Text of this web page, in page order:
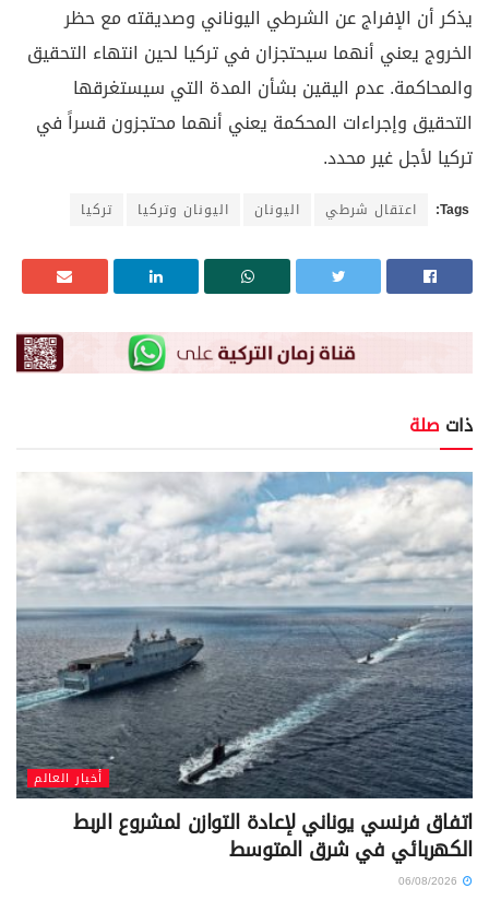
يذكر أن الإفراج عن الشرطي اليوناني وصديقته مع حظر
الخروج يعني أنهما سيحتجزان في تركيا لحين انتهاء التحقيق
والمحاكمة. عدم اليقين بشأن المدة التي سيستغرقها
التحقيق وإجراءات المحكمة يعني أنهما محتجزون قسراً في
تركيا لأجل غير محدد.
Tags: اعتقال شرطي اليونان اليونان وتركيا تركيا
ذات صلة
أخبار العالم
اتفاق فرنسي يوناني لإعادة التوازن لمشروع الربط
الكهربائي في شرق المتوسط